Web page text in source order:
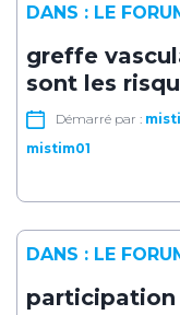
greffe
sont les
Démarré par :
mistim01
DANS : LE
participation
DANS : LE